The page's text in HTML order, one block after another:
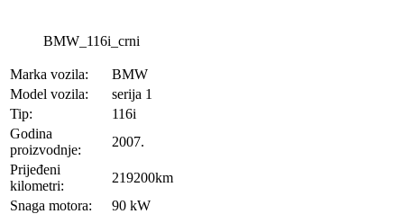
BMW_116i_crni
Marka vozila:
BMW
Model vozila:
serija 1
Tip:
116i
Godina
proizvodnje:
2007.
Prijeđeni
kilometri:
219200km
Snaga motora:
90 kW